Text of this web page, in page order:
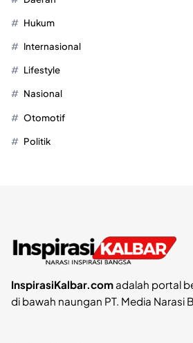
Hukum
Internasional
Lifestyle
Nasional
Otomotif
Politik
InspirasiKalbar.comadalah portal
di bawah naungan PT. Media Narasi